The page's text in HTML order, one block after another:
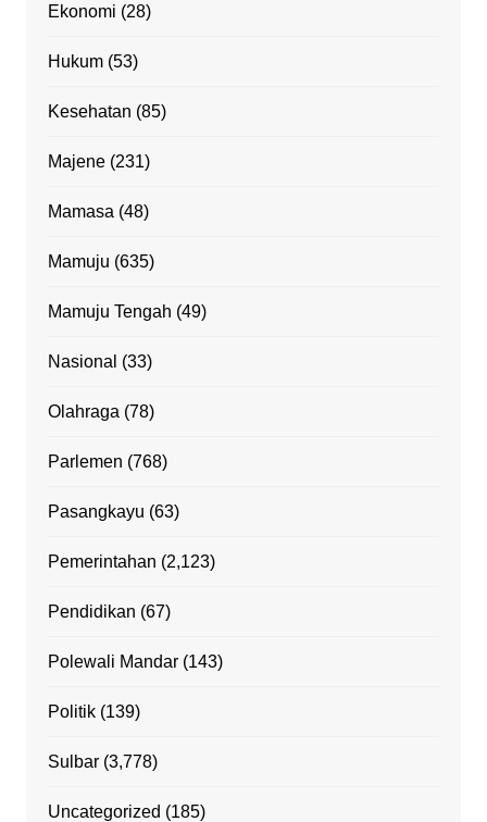
Ekonomi (28)
Hukum(53)
Kesehatan (85)
Majene(231)
Mamasa (48)
Mamuju (635)
Mamuju Tengah (49)
Nasional (33)
Olahraga (78)
Parlemen (768)
Pasangkayu (63)
Pemerintahan (2,123)
Pendidikan (67)
Polewali Mandar(143)
Politik(139)
Sulbar(3,778)
Uncategorized (185)